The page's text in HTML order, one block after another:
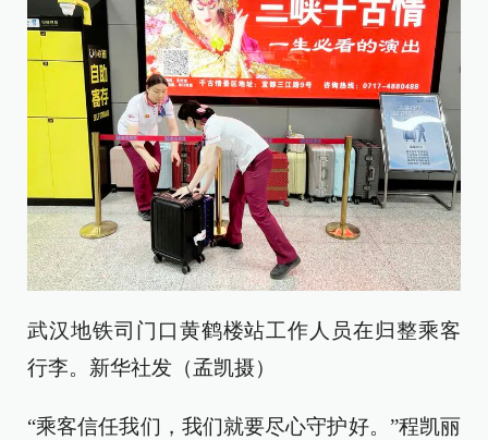
武汉地铁司门口黄鹤楼站工作人员在归整乘客
行李。新华社发（孟凯摄）
“乘客信任我们，我们就要尽心守护好。”程凯丽